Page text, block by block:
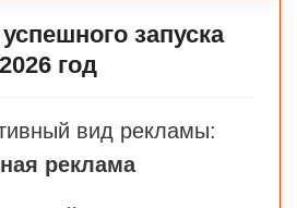
запуска
год
вид рекламы:
реклама